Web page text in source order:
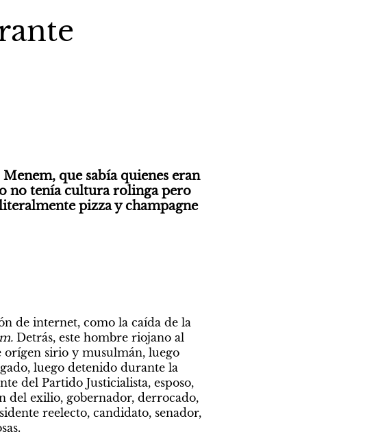
que sabía quienes eran
no tenía cultura rolinga pero
pizza y champagne
de internet, como la caída de la
Detrás, este hombre riojano al
orígen sirio y musulmán, luego
luego detenido durante la
del Partido Justicialista, esposo,
del exilio, gobernador, derrocado,
reelecto, candidato, senador,